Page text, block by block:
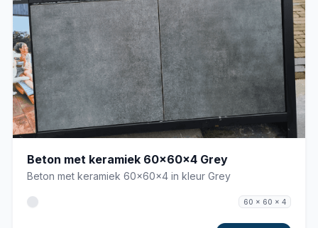
Beton met keramiek 60x60x4 Grey
Beton met keramiek 60x60x4 in kleur Grey
60 x 60 x 4